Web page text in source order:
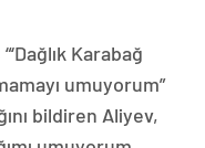
Karabağ
umuyorum”
bildiren Aliyev,